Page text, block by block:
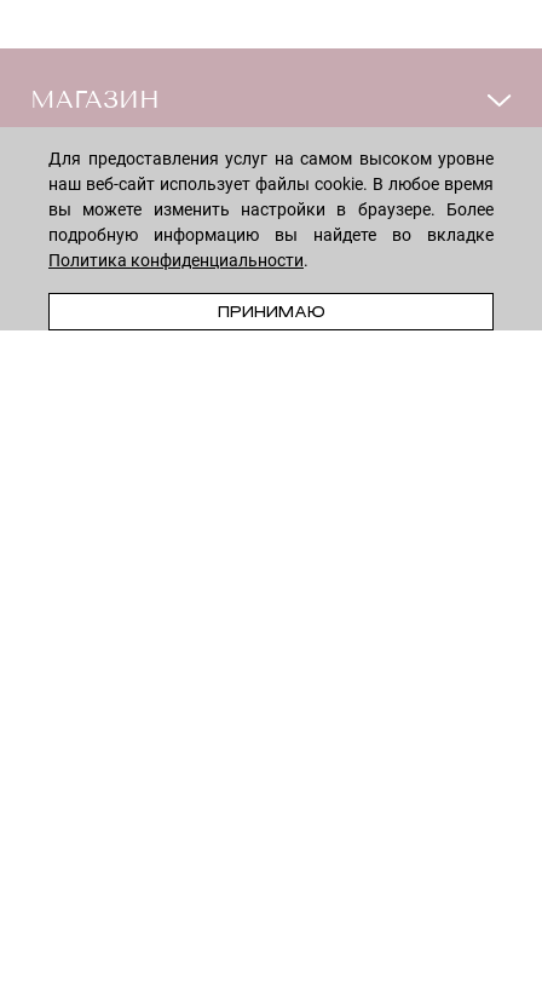
В КОРЗИНУ
МАГАЗИН
Лицо
Тело
Волосы
Дети
Для дома
ПОКУПАТЕЛЯМ
Способы оплаты
Доставка товара
КОМПАНИЯ
НОВОСТНАЯ РАССЫЛКА
Для предоставления услуг на самом высоком уровне
наш веб-сайт использует файлы cookie. В любое время
вы можете изменить настройки в браузере. Более
подробную информацию вы найдете во вкладке
Политика конфиденциальности.
ПРИНИМАЮ